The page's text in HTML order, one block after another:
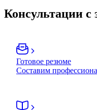
Консультации с
Готовое резюме
Составим